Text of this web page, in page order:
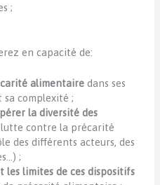
;
en capacité de:
alimentaire dans ses
sa complexité ;
la diversité des
contre la précarité
des différents acteurs, des
;
limites de ces dispositifs